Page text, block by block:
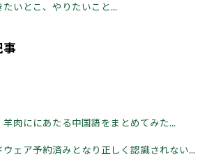
いとこ、やりたいこと...
事
肉ににあたる中国語をまとめてみた...
ェア予約済みとなり正しく認識されない...